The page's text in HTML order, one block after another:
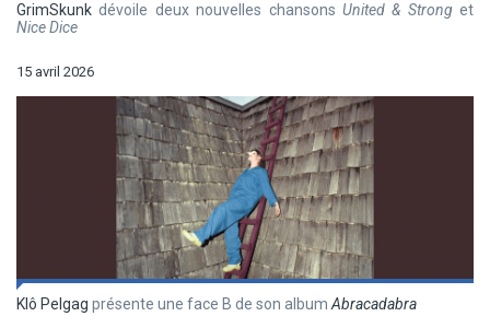
GrimSkunk dévoile deux nouvelles chansons United & Stronget
Nice Dice
15 avril 2026
Klô Pelgag présente une face B de son albumAbracadabra